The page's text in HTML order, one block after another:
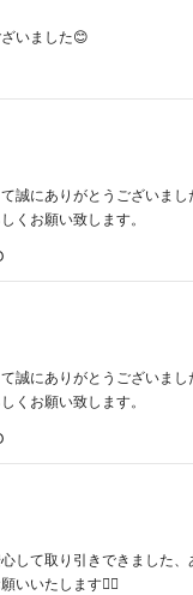
いました😊
誠にありがとうございまし
くお願い致します。
誠にありがとうございまし
くお願い致します。
して取り引きできました
いいたします🙇‍♀️